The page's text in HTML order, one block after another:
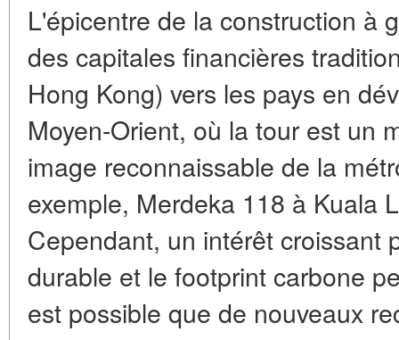
L'épicentre de la construction à
des capitales financières
Hong Kong) vers les pays en
Moyen-Orient, où la tour est un
image reconnaissable de la
exemple, Merdeka 118 à Kuala
Cependant, un intérêt croissant
durable et le footprint carbone
est possible que de nouveaux